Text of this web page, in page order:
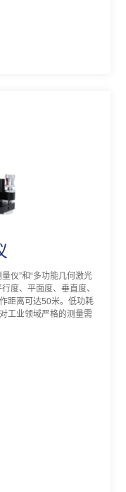
仪”和“多功能几何激光
度、平面度、垂直度、
距离可达50米。低功耗
工业领域严格的测量需